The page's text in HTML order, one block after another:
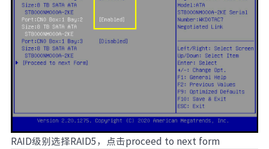
RAID级别选择RAID5，点击proceed to next form